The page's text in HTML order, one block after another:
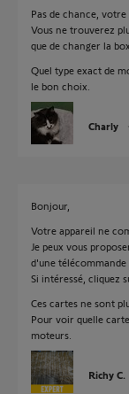
Pas de chance,
Vous ne trouverez
que de changer la
Quel type exact de
le bon choix.
Charly
Bonjour,
Votre appareil ne
Je peux vous
d'une télécommande
Si intéressé, cliquez
Ces cartes ne sont
Pour voir quelle
moteurs.
Richy C.